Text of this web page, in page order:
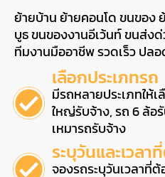
ย้ายบ้าน ย้ายคอนโด ขนของ
บูธ ขนของงานอีเว้นท์ ขนส่ง
ทีมงานมืออาชีพ รวดเร็ว ปล
เลือกประเภทรถ
มีรถหลายประเภทให้
ใหญ่รับจ้าง, รถ 6 ล้อ
เหมารถรับจ้าง
ระบุวันและเวล
จองรถระบุวันเวลาที่